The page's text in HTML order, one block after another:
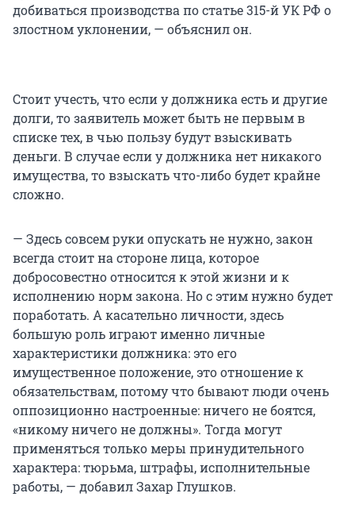
добиваться производства по статье 315-й УК РФ о
злостном уклонении, — объяснил он.
Стоит учесть, что если у должника есть и другие
долги, то заявитель может быть не первым в
списке тех, в чью пользу будут взыскивать
деньги. В случае если у должника нет никакого
имущества, то взыскать что-либо будет крайне
сложно.
— Здесь совсем руки опускать не нужно, закон
всегда стоит на стороне лица, которое
добросовестно относится к этой жизни и к
исполнению норм закона. Но с этим нужно будет
поработать. А касательно личности, здесь
большую роль играют именно личные
характеристики должника: это его
имущественное положение, это отношение к
обязательствам, потому что бывают люди очень
оппозиционно настроенные: ничего не боятся,
«никому ничего не должны». Тогда могут
применяться только меры принудительного
характера: тюрьма, штрафы, исполнительные
работы, — добавил Захар Глушков.